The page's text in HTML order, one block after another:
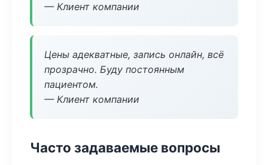
— Клиент компании
Цены адекватные, запись онлайн, всё
прозрачно. Буду постоянным
пациентом.
— Клиент компании
Часто задаваемые вопросы